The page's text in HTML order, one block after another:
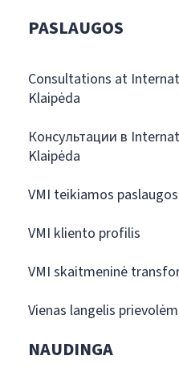
PASLAUGOS
Consultations at
Klaipėda
Консультации в
Klaipėda
VMI teikiamos paslaugos
VMI kliento profilis
VMI skaitmeninė
Vienas langelis
NAUDINGA